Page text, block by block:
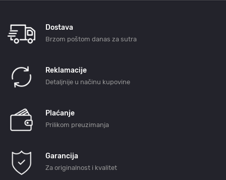
Dostava
Brzom poštom danas za sutra
Reklamacije
Detaljnije u načinu kupovine
Plaćanje
Prilikom preuzimanja
Garancija
Za originalnost i kvalitet